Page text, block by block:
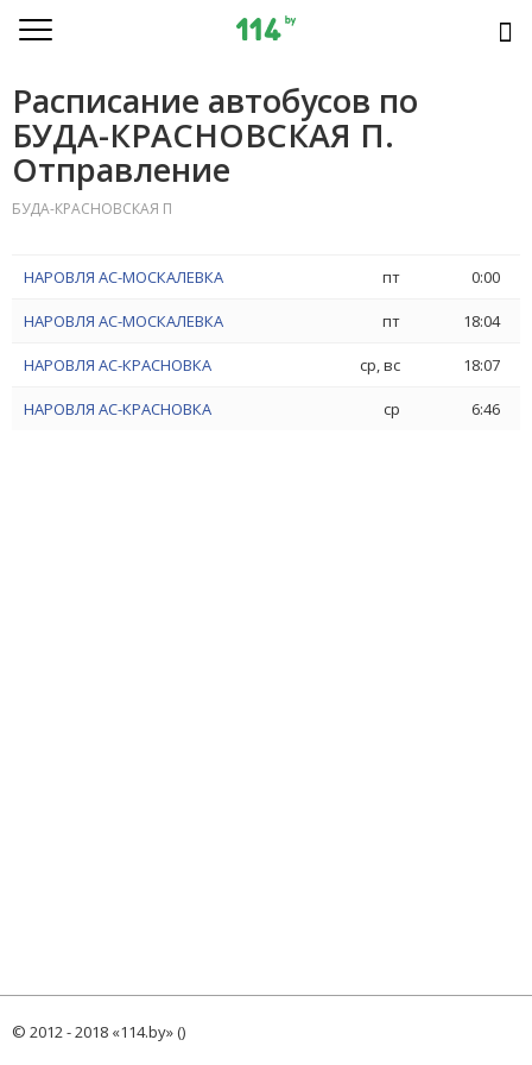
Расписание автобусов по
БУДА-КРАСНОВСКАЯ П.
Отправление
БУДА-КРАСНОВСКАЯ П
НАРОВЛЯ АС-МОСКАЛЕВКА пт 0:00
НАРОВЛЯ АС-МОСКАЛЕВКА пт 18:04
НАРОВЛЯ АС-КРАСНОВКА ср, вс 18:07
НАРОВЛЯ АС-КРАСНОВКА ср 6:46
© 2012 - 2018 «114.by» ()